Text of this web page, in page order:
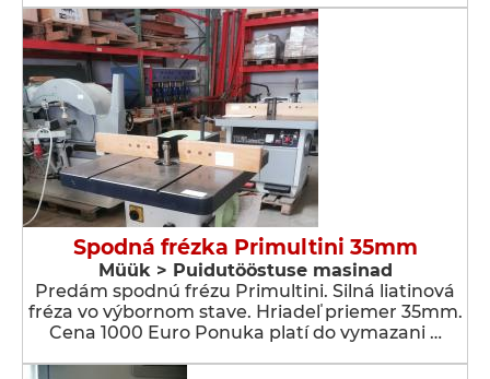
Spodná frézka Primultini 35mm
Müük > Puidutööstuse masinad
Predám spodnú frézu Primultini. Silná liatinová
fréza vo výbornom stave. Hriadeľ priemer 35mm.
Cena 1000 Euro Ponuka platí do vymazani …